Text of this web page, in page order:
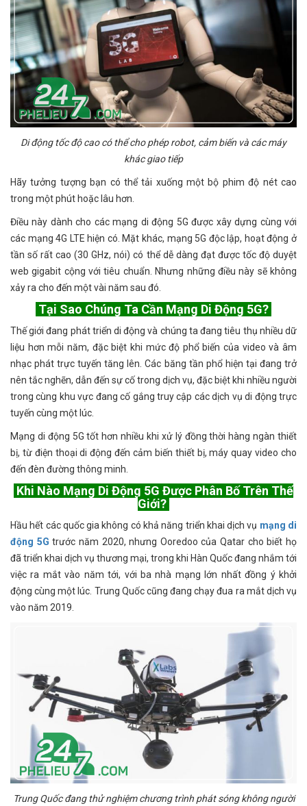
Di động tốc độ cao có thể cho phép robot, cảm biến và các máy
khác giao tiếp
Hãy tưởng tượng bạn có thể tải xuống một bộ phim độ nét cao
trong một phút hoặc lâu hơn.
Điều này dành cho các mạng di động 5G được xây dựng cùng với
các mạng 4G LTE hiện có. Mặt khác, mạng 5G độc lập, hoạt động ở
tần số rất cao (30 GHz, nói) có thể dễ dàng đạt được tốc độ duyệt
web gigabit cộng với tiêu chuẩn. Nhưng những điều này sẽ không
xảy ra cho đến một vài năm sau đó.
Tại Sao Chúng Ta Cần Mạng Di Động 5G?
Thế giới đang phát triển di động và chúng ta đang tiêu thụ nhiều dữ
liệu hơn mỗi năm, đặc biệt khi mức độ phổ biến của video và âm
nhạc phát trực tuyến tăng lên. Các băng tần phổ hiện tại đang trở
nên tắc nghẽn, dẫn đến sự cố trong dịch vụ, đặc biệt khi nhiều người
trong cùng khu vực đang cố gắng truy cập các dịch vụ di động trực
tuyến cùng một lúc.
Mạng di động 5G tốt hơn nhiều khi xử lý đồng thời hàng ngàn thiết
bị, từ điện thoại di động đến cảm biến thiết bị, máy quay video cho
đến đèn đường thông minh.
Khi Nào Mạng Di Động 5G Được Phân Bố Trên Thế
Giới?
Hầu hết các quốc gia không có khả năng triển khai dịch vụ mạng di
động 5G trước năm 2020, nhưng Ooredoo của Qatar cho biết họ
đã triển khai dịch vụ thương mại, trong khi Hàn Quốc đang nhắm tới
việc ra mắt vào năm tới, với ba nhà mạng lớn nhất đồng ý khởi
động cùng một lúc. Trung Quốc cũng đang chạy đua ra mắt dịch vụ
vào năm 2019.
Trung Quốc đang thử nghiệm chương trình phát sóng không người